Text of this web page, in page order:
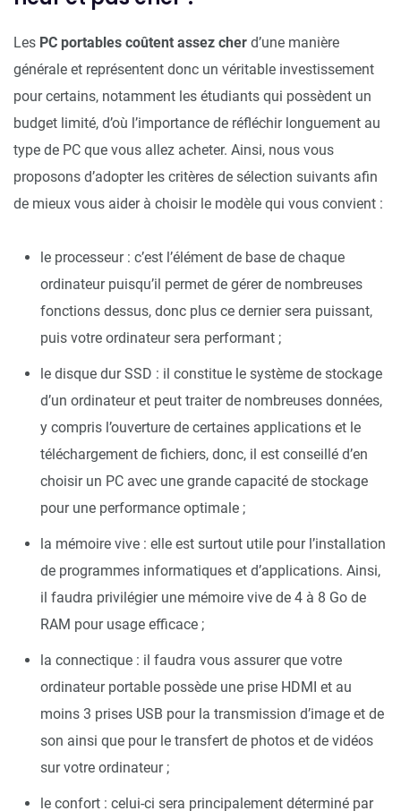
Les PC portables coûtent assez cher d’une manière
générale et représentent donc un véritable investissement
pour certains, notamment les étudiants qui possèdent un
budget limité, d’où l’importance de réfléchir longuement au
type de PC que vous allez acheter. Ainsi, nous vous
proposons d’adopter les critères de sélection suivants afin
de mieux vous aider à choisir le modèle qui vous convient :
le processeur : c’est l’élément de base de chaque
ordinateur puisqu’il permet de gérer de nombreuses
fonctions dessus, donc plus ce dernier sera puissant,
puis votre ordinateur sera performant ;
le disque dur SSD : il constitue le système de stockage
d’un ordinateur et peut traiter de nombreuses données,
y compris l’ouverture de certaines applications et le
téléchargement de fichiers, donc, il est conseillé d’en
choisir un PC avec une grande capacité de stockage
pour une performance optimale ;
la mémoire vive : elle est surtout utile pour l’installation
de programmes informatiques et d’applications. Ainsi,
il faudra privilégier une mémoire vive de 4 à 8 Go de
RAM pour usage efficace ;
la connectique : il faudra vous assurer que votre
ordinateur portable possède une prise HDMI et au
moins 3 prises USB pour la transmission d’image et de
son ainsi que pour le transfert de photos et de vidéos
sur votre ordinateur ;
le confort : celui-ci sera principalement déterminé par